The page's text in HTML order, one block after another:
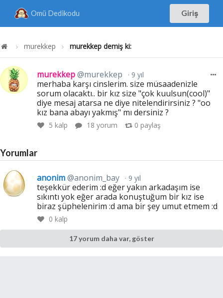
Omü Dedikodu Giriş
murekkep murekkep demiş ki:
murekkep@murekkep 9 yıl
merhaba karşı cinslerim. size müsaadenizle
sorum olacaktı.. bir kız size "çok kuulsun(cool)"
diye mesaj atarsa ne diye nitelendirirsiniz ? "oo
kız bana abayı yakmış" mı dersiniz ?
5 kalp 18 yorum 0 paylaş
Yorumlar
anonim@anonim_bay 9 yıl
teşekkür ederim :d eğer yakın arkadaşım ise
sıkıntı yok eğer arada konuştuğum bir kız ise
biraz şüphelenirim :d ama bir şey umut etmem :d
0 kalp
17 yorum daha var, göster